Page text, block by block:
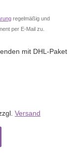
regelmäßig und
per E-Mail zu.
Versand